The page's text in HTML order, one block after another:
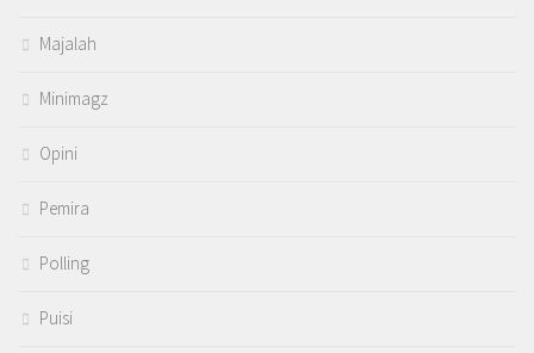
Majalah
Minimagz
Opini
Pemira
Polling
Puisi